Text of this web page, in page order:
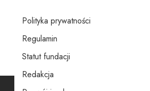
Polityka prywatności
Regulamin
Statut fundacji
Redakcja